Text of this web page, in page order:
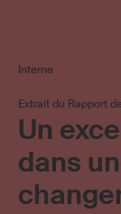
Interne
Extrait du Rapport
Un
dans